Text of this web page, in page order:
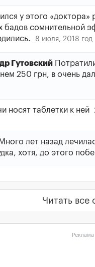
у этого «доктора»
бадов сомнительной
8 июля, 2018 год
Гутовский
250 грн, в очень
носят таблетки к ней
Много лет назад
хотя, до этого
Читать все
Реклама